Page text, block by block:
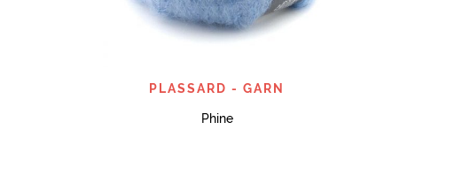
SNABBTITT
PLASSARD - GARN
Phine